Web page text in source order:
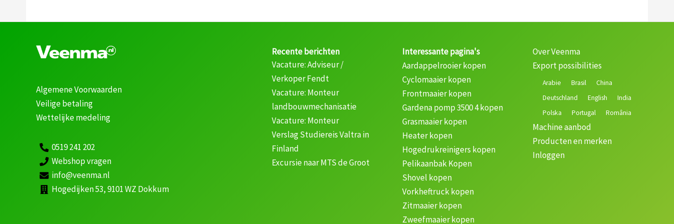
Algemene Voorwaarden
Veilige betaling
Wettelijke medeling
0519 241 202
Webshop vragen
info@veenma.nl
Hogedijken 53, 9101 WZ Dokkum
Recente berichten
Vacature: Adviseur /
Verkoper Fendt
Vacature: Monteur
landbouwmechanisatie
Vacature: Monteur
Verslag Studiereis Valtra in
Finland
Excursie naar MTS de Groot
Interessante pagina's
Aardappelrooier kopen
Cyclomaaier kopen
Frontmaaier kopen
Gardena pomp 3500 4 kopen
Grasmaaier kopen
Heater kopen
Hogedrukreinigers kopen
Pelikaanbak Kopen
Shovel kopen
Vorkheftruck kopen
Zitmaaier kopen
Zweefmaaier kopen
Over Veenma
Export possibilities
Arabie Brasil
China
Deutschland
English
India
Polska
Portugal România
Machine aanbod
Producten en merken
Inloggen